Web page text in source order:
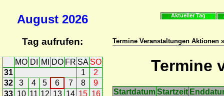
August 2026
Tag aufrufen:
MO DI MI DO FR SA SO
31
1
2
32
3 4 5 6 7 8
9
33 10 11 12 13 14 15 16
Aktueller Tag
Termine Veranstaltungen Aktionen
Termine
StartdatumStartzeit